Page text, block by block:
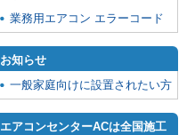
業務用エアコン エラーコード
お知らせ
一般家庭向けに設置されたい方
エアコンセンターACは全国施工